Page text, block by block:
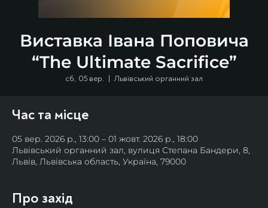
Виставка Івана Поповича
“The Ultimate Sacrifice”
сб, 05 вер.
  |
Львівський органний зал
Час та місце
05 вер. 2026 р., 13:00 – 01 жовт. 2026 р., 18:00
Львівський органний зал, вулиця Степана Бандери, 8,
Львів, Львівська область, Україна, 79000
Про захід